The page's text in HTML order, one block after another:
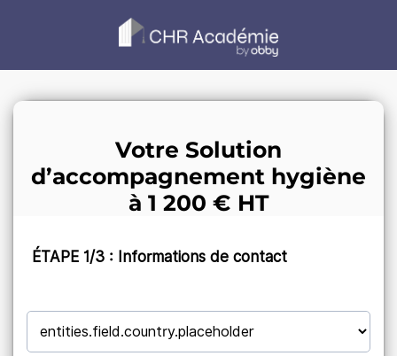
Votre Solution
d’accompagnement hygiène
à 1 200 € HT
ÉTAPE 1/3 : Informations de contact